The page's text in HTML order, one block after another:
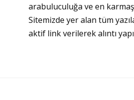
arabuluculuğa ve en
Sitemizde yer alan tüm
aktif link verilerek alıntı